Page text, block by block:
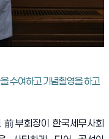
수여하고 기념촬영을 하고
前부회장이 한국세무사회